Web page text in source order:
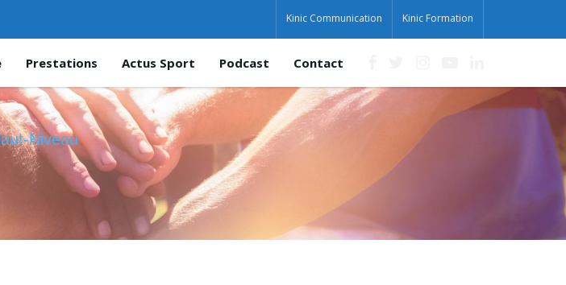
Kinic Communication Kinic Formation
Prestations Actus Sport Podcast Contact
Niveau